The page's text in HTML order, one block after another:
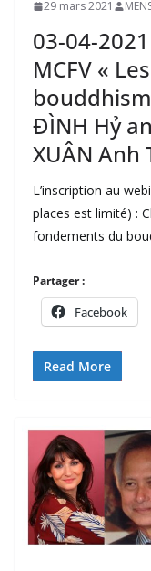
29 mars 2021
03-04-
MCFV «
ĐÌNH Hỷ
XUÂN Anh
L’inscription au
places est limité) :
fondements du
Partager :
Facebook
Read More